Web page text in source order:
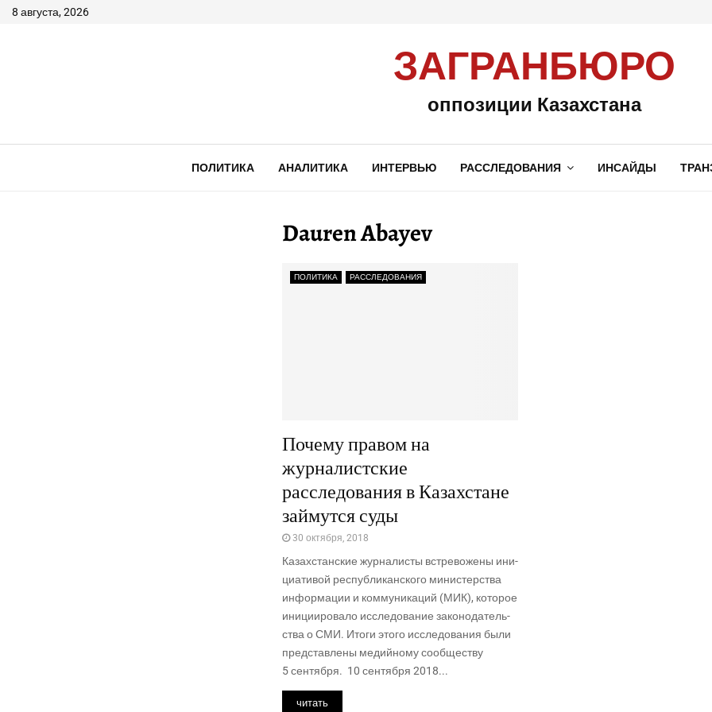
8 августа, 2026
ЗАГРАНБЮРО
оппозиции Казахстана
ПОЛИТИКА АНАЛИТИКА ИНТЕРВЬЮ РАССЛЕДОВАНИЯ ИНСАЙДЫ
Dauren Abayev
ПОЛИТИКА РАССЛЕДОВАНИЯ
Почему правом на
журналистские
расследования в Казахстане
займутся суды
30 октября, 2018
Казах­стан­ские жур­на­ли­сты встре­во­же­ны ини­
ци­а­ти­вой рес­пуб­ли­кан­ско­го мини­стер­ства
инфор­ма­ции и ком­му­ни­ка­ций (МИК), кото­рое
ини­ци­и­ро­ва­ло иссле­до­ва­ние зако­но­да­тель­
ства о СМИ. Ито­ги это­го иссле­до­ва­ния были
пред­став­ле­ны медий­но­му сооб­ще­ству
5 сентября. 10 сен­тяб­ря 2018...
читать